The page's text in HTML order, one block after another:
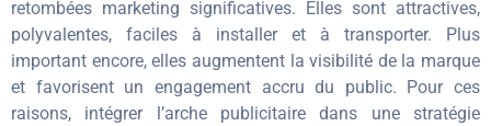
retombées marketing significatives. Elles sont attractives,
polyvalentes, faciles à installer et à transporter. Plus
important encore, elles augmentent la visibilité de la marque
et favorisent un engagement accru du public. Pour ces
raisons, intégrer l’arche publicitaire dans une stratégie